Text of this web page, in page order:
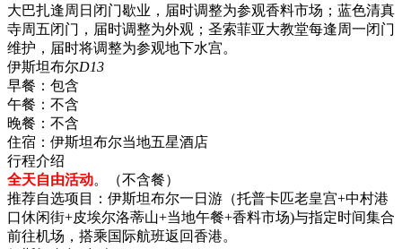
大巴扎逢周日闭门歇业，届时调整为参观香料市场；蓝色清真
寺周五闭门，届时调整为外观；圣索菲亚大教堂每逢周一闭门
维护，届时将调整为参观地下水宫。
伊斯坦布尔D13
早餐： 包含
午餐： 不含
晚餐： 不含
住宿： 伊斯坦布尔当地五星酒店
行程介绍
全天自由活动。（不含餐）
推荐自选项目：伊斯坦布尔一日游（托普卡匹老皇宫+中村港
口休闲街+皮埃尔洛蒂山+当地午餐+香料市场)与指定时间集合
前往机场，搭乘国际航班返回香港。